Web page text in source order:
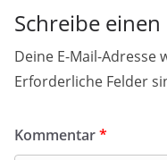
Schreibe
Deine E-Mail-
Erforderliche Felder
Kommentar*